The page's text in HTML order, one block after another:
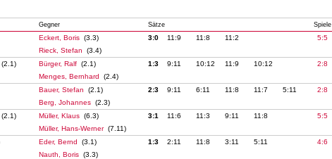
Gegner Sätze Spiele
Eckert, Boris (3.3)
Rieck, Stefan
(3.4)
3:0 11:9 11:8 11:2 5:5
(2.1) Bürger, Ralf (2.1)
Menges, Bernhard
(2.4)
1:3 9:11 10:12 11:9 10:12 2:8
Bauer, Stefan
(2.1)
Berg, Johannes (2.3)
2:3 9:11 6:11 11:8 11:7 5:11 2:8
(2.1) Müller, Klaus (6.3)
Müller, Hans-Werner (7.11)
3:1 11:6 11:3 9:11 11:8 5:5
Eder, Bernd
(3.1)
Nauth, Boris (3.3)
1:3 2:11 11:8 3:11 5:11 4:6